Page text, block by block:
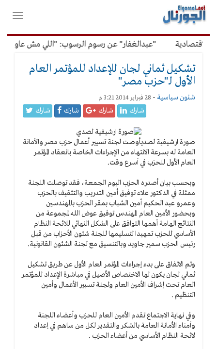
القائمة
الرئيسية
فتح
"عبدالغفار" عن رسوم الرسوب: "اللي مش عاوز
تشكيل ثماني لجان للإعداد للمؤتمر العام
الأول لـ"حزب مصر"
شئون سياسية - 28 فبراير 2014 3:21 م
شارك شارك شارك شارك
صورة ارشيفية لصديأوصت لجنة تسيير أعمال حزب مصر والأمانة
العامة له بسرعة الانتهاء من الإجراءات الخاصة بانعقاد المؤتمر
العام الأول للحزب في أسرع وقت.
وبحسب بيان أصدره الحزب اليوم الجمعة، فقد توصلت اللجنة
ممثلة في الدكتور علاء توفيق أمين التدريب والتثقيف بالحزب
وعمرو عبد الحكيم أمين الشباب بمقر الحزب بالمهندسين
وبحضور الأمين العام المهندس توفيق عوض الله لمجموعة من
النتائج الهامة أهمها التوافق على الشكل النهائي للائحة النظام
الأساسي للحزب تمهيدا لتسليمها للجنة شئون الأحزاب من قبل
رئيس الحزب سمير جاويد وبالتنسيق مع لجنة الشئون القانونية.
وتم الاتفاق على بدء إجراءات المؤتمر العام الأول عن طريق تشكيل
ثماني لجان يكون لها الاختصاص الأصيل في مباشرة الإعداد للمؤتمر
العام تحت إشراف الأمين العام ولجنة تسيير الأعمال وأمين
التنظيم .
وفي نهاية الاجتماع تقدم الأمين العام للحزب وأعضاء اللجنة
وأمناء الأمانة العامة بالشكر والتقدير لكل من ساهم في إعداد
لائحة النظام الأساسي من أعضاء الحزب .